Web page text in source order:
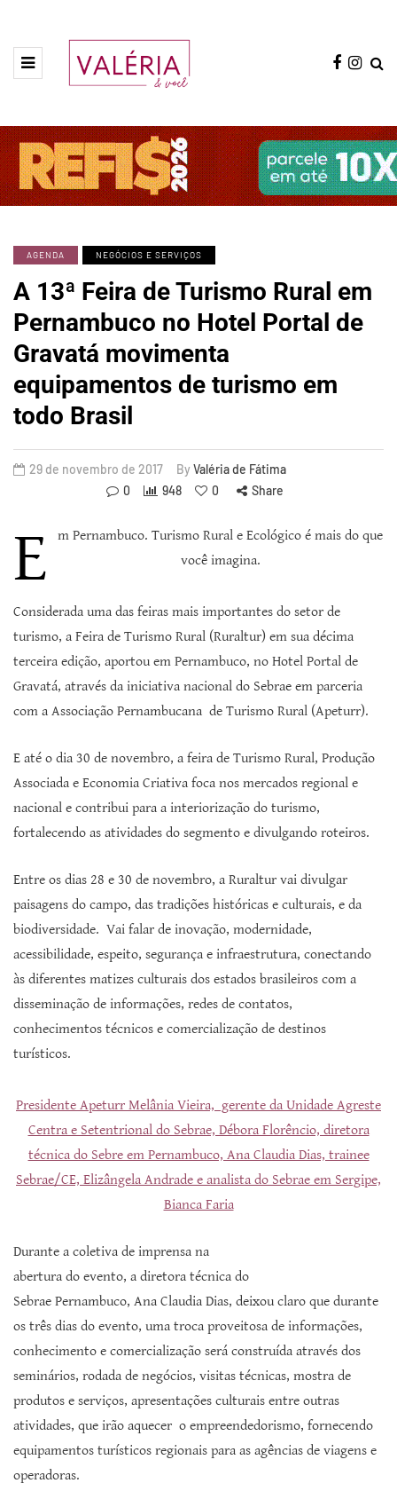
AGENDA NEGÓCIOS E SERVIÇOS
A 13ª Feira de Turismo Rural em
Pernambuco no Hotel Portal de
Gravatá movimenta
equipamentos de turismo em
todo Brasil
29 de novembro de 2017 By Valéria de Fátima
0
948 0 Share
E
m Pernambuco. Turismo Rural e Ecológico é mais do que
você imagina.
Considerada uma das feiras mais importantes do setor de
turismo, a Feira de Turismo Rural (Ruraltur) em sua décima
terceira edição, aportou em Pernambuco, no Hotel Portal de
Gravatá, através da iniciativa nacional do Sebrae em parceria
com a Associação Pernambucana de Turismo Rural (Apeturr).
E até o dia 30 de novembro, a feira de Turismo Rural, Produção
Associada e Economia Criativa foca nos mercados regional e
nacional e contribui para a interiorização do turismo,
fortalecendo as atividades do segmento e divulgando roteiros.
Entre os dias 28 e 30 de novembro, a Ruraltur vai divulgar
paisagens do campo, das tradições históricas e culturais, e da
biodiversidade. Vai falar de inovação, modernidade,
acessibilidade, espeito, segurança e infraestrutura, conectando
às diferentes matizes culturais dos estados brasileiros com a
disseminação de informações, redes de contatos,
conhecimentos técnicos e comercialização de destinos
turísticos.
Presidente Apeturr Melânia Vieira, gerente da Unidade Agreste
Centra e Setentrional do Sebrae, Débora Florêncio, diretora
técnica do Sebre em Pernambuco, Ana Claudia Dias, trainee
Sebrae/CE, Elizângela Andrade e analista do Sebrae em Sergipe,
Bianca Faria
Durante a coletiva de imprensa na
abertura do evento, a diretora técnica do
Sebrae Pernambuco, Ana Claudia Dias, deixou claro que durante
os três dias do evento, uma troca proveitosa de informações,
conhecimento e comercialização será construída através dos
seminários, rodada de negócios, visitas técnicas, mostra de
produtos e serviços, apresentações culturais entre outras
atividades, que irão aquecer o empreendedorismo, fornecendo
equipamentos turísticos regionais para as agências de viagens e
operadoras.